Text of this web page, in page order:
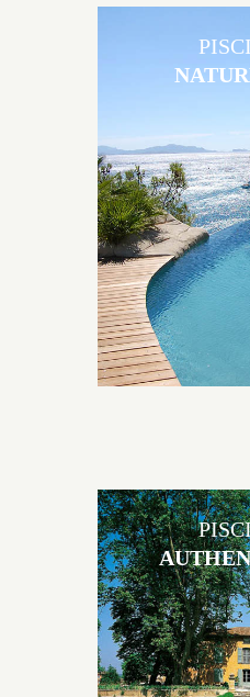
Les piscines en béton
originales, elles
environnement grâce à
matière sur-mesure
Les piscines en béton
démarquent par la
utilisés pour garder un